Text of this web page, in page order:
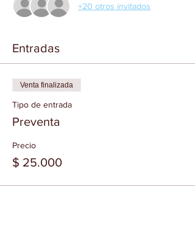
+20 otros invitados
Entradas
Venta finalizada
Tipo de entrada
Preventa
Precio
$ 25.000